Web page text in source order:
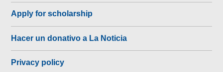
Apply for scholarship
Hacer un donativo a La Noticia
Privacy policy